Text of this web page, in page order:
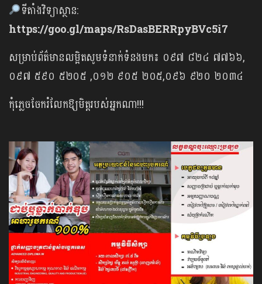
ទីតាំងវិទ្យាស្ថាន:
https://goo.gl/maps/RsDasBERRpyBVc5i7
សម្រាប់ព័ត៌មានលម្អិតសូមទំនាក់ទំនងមក៖ ០៩៧ ៨២៤ ៧៧៦៦,
០៩៧ ៥៩០ ៥២០៥ ,០១២ ៩០៥ ២០៥,០៩៦ ៩២០ ២០៣៤
កុំភ្លេចចែករំលែកឱ្យមិត្តរបស់អ្នកណា!!!